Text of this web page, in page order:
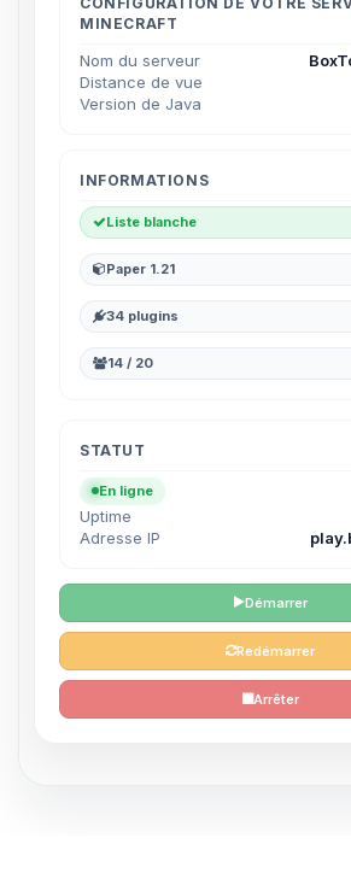
MINECRAFT
Nom du serveur
Distance de vue
Version de Java
INFORMATIONS
Liste blanche
Paper 1.21
34 plugins
14 / 20
STATUT
En ligne
Uptime
Adresse IP
Démarrer
Redémarrer
Arrêter
assistant BoxToPlay. Dis-
tu as besoin et je vais
petits circuits pour t’aider.
06/08/2026 à 10:49